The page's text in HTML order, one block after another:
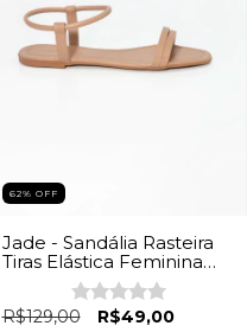
62% OFF
Jade - Sandália Rasteira
Tiras Elástica Feminina
Chocolate
R$129,00
R$49,00